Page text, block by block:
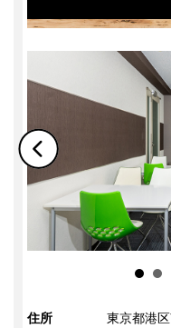
掃除 ゴミ収集
ゲスト同伴（共有ラウ
定員以上の利用可
住所 東京都港